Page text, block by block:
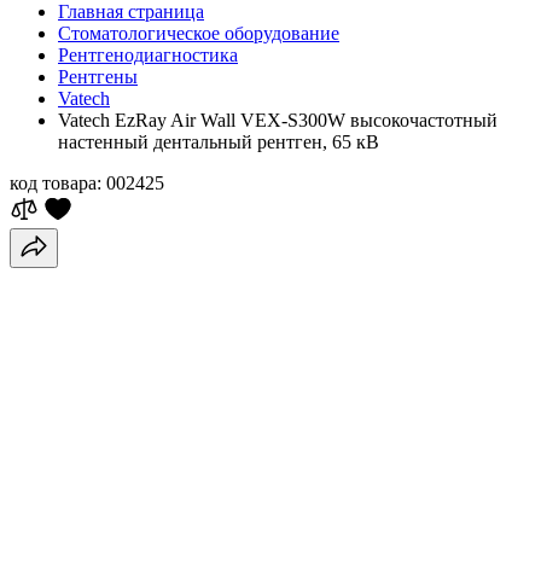
Главная страница
Стоматологическое оборудование
Рентгенодиагностика
Рентгены
Vatech
Vatech EzRay Air Wall VEX-S300W высокочастотный
настенный дентальный рентген, 65 кВ
код товара: 002425